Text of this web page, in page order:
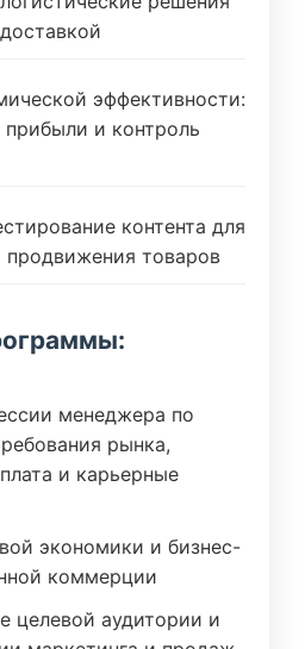
эффективности:
прибыли и контроль
контента для
продвижения товаров
менеджера по
рынка,
и карьерные
экономики и бизнес-
коммерции
целевой аудитории и